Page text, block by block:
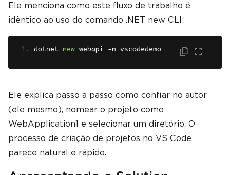
Ele menciona como este fluxo de trabalho é
idêntico ao uso do comando .NET new CLI:
dotnet new webapi -n vscodedemo
Ele explica passo a passo como confiar no autor
(ele mesmo), nomear o projeto como
WebApplication1 e selecionar um diretório. O
processo de criação de projetos no VS Code
parece natural e rápido.